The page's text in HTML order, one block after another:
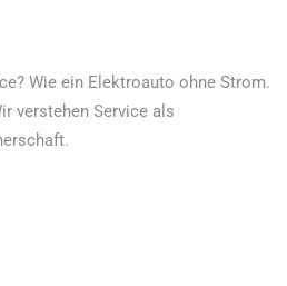
Wie ein Elektroauto ohne Strom.
verstehen Service als